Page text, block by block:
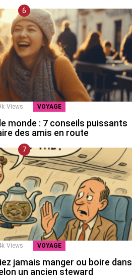
Views VOYAGE
monde : 7 conseils puissants
des amis en route
Views VOYAGE
jamais manger ou boire dans
un ancien steward